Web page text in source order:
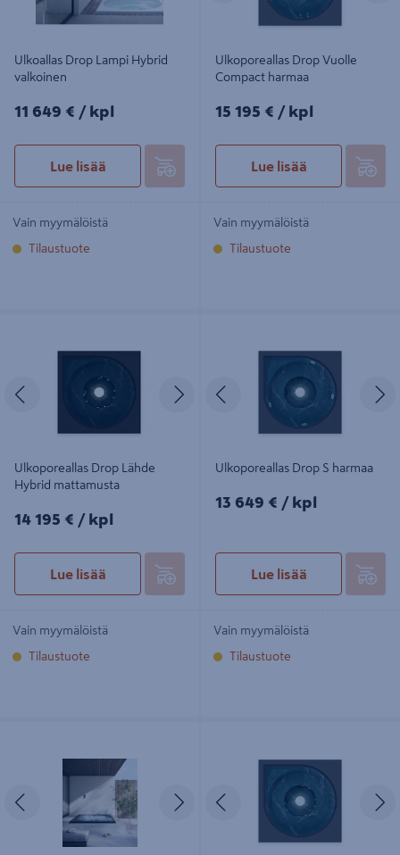
Ulkoallas Drop Lampi Hybrid
valkoinen
11649€/kpl
11 649 € / kpl
Lue lisää
Vain myymälöistä
Tilaustuote
Ulkoporeallas Drop Vuolle
Compact harmaa
15195€/kpl
15 195 € / kpl
Lue lisää
Vain myymälöistä
Tilaustuote
Seuraava
Ulkoporeallas Drop Lähde
Hybrid mattamusta
14195€/kpl
14 195 € / kpl
Lue lisää
Vain myymälöistä
Tilaustuote
Edellinen
Ulkoporeallas Drop S harmaa
13649€/kpl
13 649 € / kpl
Lue lisää
Vain myymälöistä
Tilaustuote
Edellinen SeuraavaEdellinen